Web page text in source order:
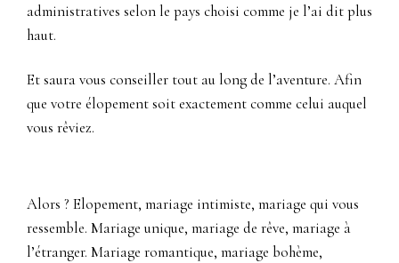
administratives selon le pays choisi comme je l’ai dit plus
haut.
Et saura vous conseiller tout au long de l’aventure. Afin
que votre élopement soit exactement comme celui auquel
vous rêviez.
Alors ? Elopement, mariage intimiste, mariage qui vous
ressemble. Mariage unique, mariage de rêve, mariage à
l’étranger. Mariage romantique, mariage bohème,